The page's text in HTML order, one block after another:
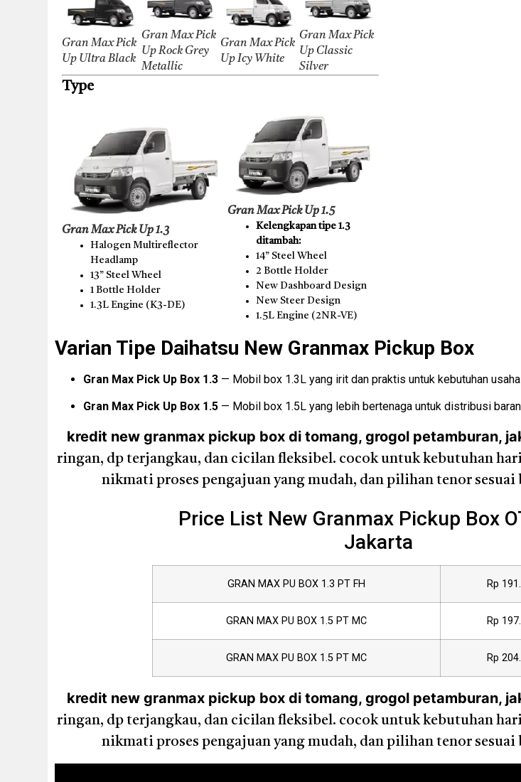
Gran Max Pick
Up Ultra Black
Gran Max Pick
Up Rock Grey
Metallic
Gran Max Pick
Up Icy White
Gran Max Pick
Up Classic
Silver
Type
Gran Max Pick Up 1.3
Halogen Multireflector
Headlamp
13” Steel Wheel
1 Bottle Holder
1.3L Engine (K3-DE)
Gran Max Pick Up 1.5
Kelengkapan tipe 1.3
ditambah:
14” Steel Wheel
2 Bottle Holder
New Dashboard Design
New Steer Design
1.5L Engine (2NR-VE)
Varian Tipe Daihatsu New Granmax Pickup Box
Gran Max Pick Up Box 1.3 — Mobil box 1.3L yang irit dan praktis untuk kebutuhan usaha
Gran Max Pick Up Box 1.5 — Mobil box 1.5L yang lebih bertenaga untuk distribusi
kredit new granmax pickup box di tomang, grogol petamburan,
ringan, dp terjangkau, dan cicilan fleksibel. cocok untuk kebutuhan
nikmati proses pengajuan yang mudah, dan pilihan tenor sesuai
Price List New Granmax Pickup Box
Jakarta
GRAN MAX PU BOX 1.3 PT FH Rp
GRAN MAX PU BOX 1.5 PT MC Rp
GRAN MAX PU BOX 1.5 PT MC Rp
kredit new granmax pickup box di tomang, grogol petamburan,
ringan, dp terjangkau, dan cicilan fleksibel. cocok untuk kebutuhan
nikmati proses pengajuan yang mudah, dan pilihan tenor sesuai